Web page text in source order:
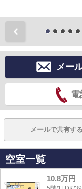
メー
メールで共有する
空室一覧
10.8万円